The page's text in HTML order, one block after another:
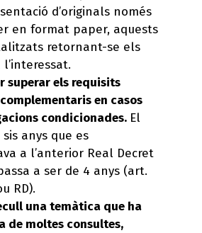
d’originals només
en format paper, aquests
retornant-se els
superar els requisits
en casos
condicionades. El
anys que es
a l’anterior Real Decret
a ser de 4 anys (art.
RD).
una temàtica que ha
de moltes consultes,